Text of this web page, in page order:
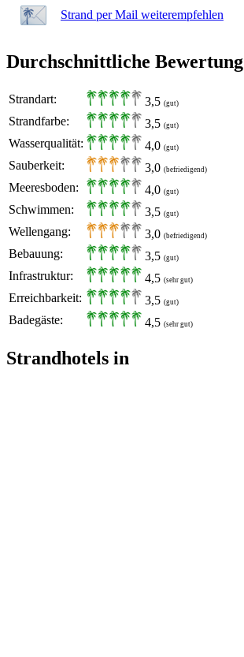
Strand per Mail weiterempfehlen
Durchschnittliche Bewertung
Strandart: 3,5 (gut)
Strandfarbe: 3,5 (gut)
Wasserqualität: 4,0 (gut)
Sauberkeit: 3,0 (befriedigend)
Meeresboden: 4,0 (gut)
Schwimmen: 3,5 (gut)
Wellengang: 3,0 (befriedigend)
Bebauung: 3,5 (gut)
Infrastruktur: 4,5 (sehr gut)
Erreichbarkeit: 3,5 (gut)
Badegäste: 4,5 (sehr gut)
Strandhotels in